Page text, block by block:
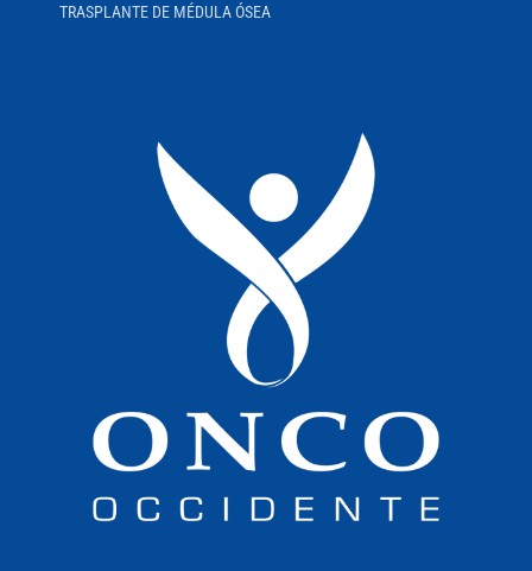
TRASPLANTE DE MÉDULA ÓSEA